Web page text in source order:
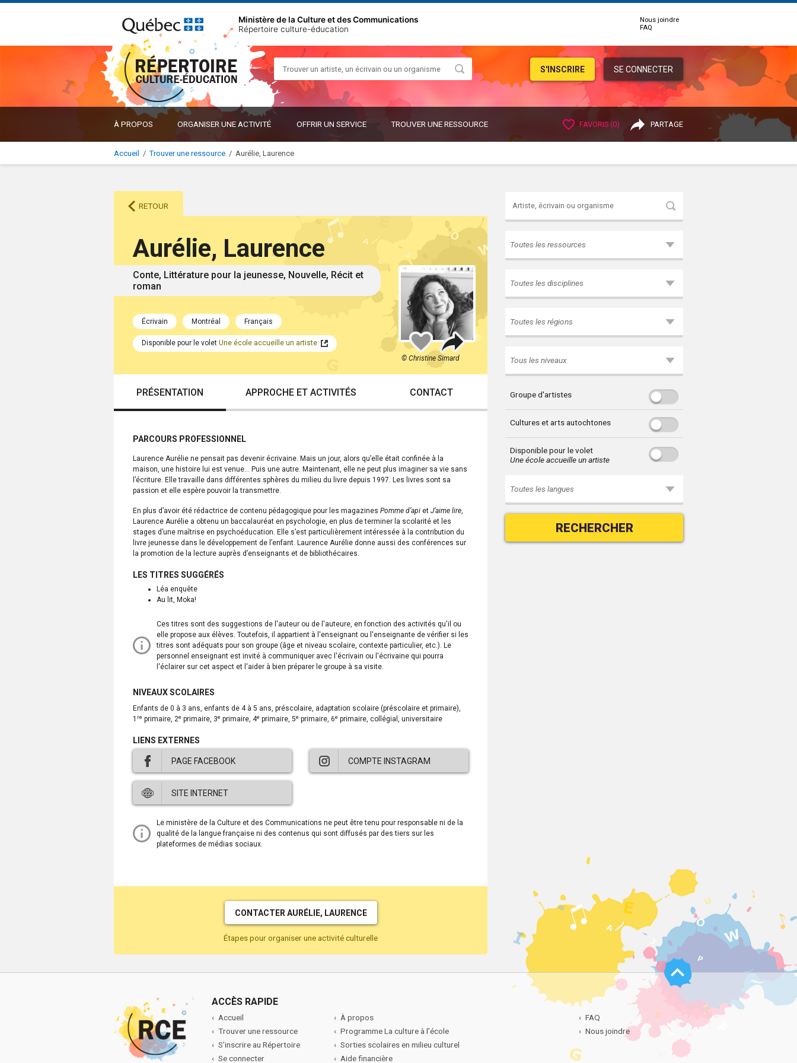
Ministère de la Culture et des Communications
Répertoire culture-éducation
Nous joindre
FAQ
S'INSCRIRE SE CONNECTER
Rechercher
À PROPOS ORGANISER UNE ACTIVITÉ
OUVRIR
SOUS-
MENU
OFFRIR UN SERVICE
OUVRIR
SOUS-
TROUVER UNE RESSOURCE FAVORIS (0) PARTAGE
Accueil / Trouver une ressource / Aurélie, Laurence
RETOUR
Aurélie, Laurence
Conte, Littérature pour la jeunesse, Nouvelle, Récit et
roman
Écrivain Montréal Français
Disponible pour le volet Une école accueille un artiste
Ajouter
à
mes
Partager
© Christine Simard
PRÉSENTATION APPROCHE ET ACTIVITÉS CONTACT
PARCOURS PROFESSIONNEL
Laurence Aurélie ne pensait pas devenir écrivaine. Mais un jour, alors qu’elle était confinée à la
maison, une histoire lui est venue… Puis une autre. Maintenant, elle ne peut plus imaginer sa vie sans
l’écriture. Elle travaille dans différentes sphères du milieu du livre depuis 1997. Les livres sont sa
passion et elle espère pouvoir la transmettre.
En plus d’avoir été rédactrice de contenu pédagogique pour les magazines Pomme d’api et J’aime lire,
Laurence Aurélie a obtenu un baccalauréat en psychologie, en plus de terminer la scolarité et les
stages d’une maîtrise en psychoéducation. Elle s’est particulièrement intéressée à la contribution du
livre jeunesse dans le développement de l’enfant. Laurence Aurélie donne aussi des conférences sur
la promotion de la lecture auprès d’enseignants et de bibliothécaires.
LES TITRES SUGGÉRÉS
Léa enquête
Au lit, Moka!
Ces titres sont des suggestions de l'auteur ou de l'auteure, en fonction des activités qu'il ou
elle propose aux élèves. Toutefois, il appartient à l'enseignant ou l'enseignante de vérifier si les
titres sont adéquats pour son groupe (âge et niveau scolaire, contexte particulier, etc.). Le
personnel enseignant est invité à communiquer avec l'écrivain ou l'écrivaine qui pourra
l'éclairer sur cet aspect et l'aider à bien préparer le groupe à sa visite.
NIVEAUX SCOLAIRES
enfants de 0 à 3 ans, enfants de 4 à 5 ans, préscolaire, adaptation scolaire (préscolaire et primaire),
1 re primaire, 2e primaire, 3e primaire, 4e primaire, 5e primaire, 6e primaire, collégial, universitaire
LIENS EXTERNES
PAGE FACEBOOK
lien
ouvre
une
nouvelle
fenêtre.
COMPTE INSTAGRAM
une
nouvelle
SITE INTERNET
lien
ouvre
Le ministère de la Culture et des Communications ne peut être tenu pour responsable ni de la
qualité de la langue française ni des contenus qui sont diffusés par des tiers sur les
plateformes de médias sociaux.
CONTACTER AURÉLIE, LAURENCE
Étapes pour organiser une activité culturelle
Rechercher
Toutes les ressources
Toutes les disciplines
Toutes les régions
Tous les niveaux
Groupe d'artistes
Cultures et arts autochtones
Disponible pour le volet
Une école accueille un artiste
Toutes les langues
RECHERCHER
Haut
de
ACCÈS RAPIDE
Accueil
Trouver une ressource
S’inscrire au Répertoire
Se connecter
À propos
Programme La culture à l’école
Sorties scolaires en milieu culturel
Aide financière
FAQ
Nous joindre